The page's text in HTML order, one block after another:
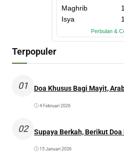
Terpopuler
01 Doa Khusus Bagi Mayit,
4 Februari 2026
02 Supaya Berkah, Berikut
15 Januari 2026